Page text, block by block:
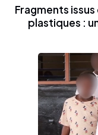
Fragments
plastiques :